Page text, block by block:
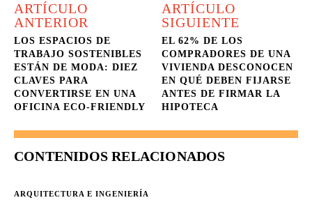
ARTÍCULO
ANTERIOR
LOS ESPACIOS DE
TRABAJO SOSTENIBLES
ESTÁN DE MODA: DIEZ
CLAVES PARA
CONVERTIRSE EN UNA
OFICINA ECO-FRIENDLY
ARTÍCULO
SIGUIENTE
EL 62% DE LOS
COMPRADORES DE UNA
VIVIENDA DESCONOCEN
EN QUÉ DEBEN FIJARSE
ANTES DE FIRMAR LA
HIPOTECA
CONTENIDOS RELACIONADOS
ARQUITECTURA E INGENIERÍA